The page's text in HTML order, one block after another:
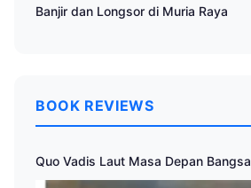
Banjir dan Longsor di Muria Raya
BOOK REVIEWS
Quo Vadis Laut Masa Depan Bangsa